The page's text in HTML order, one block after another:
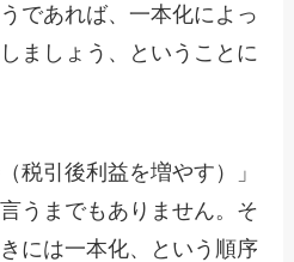
であれば、一本化によっ
ましょう、ということに
税引後利益を増やす）」
うまでもありません。そ
には一本化、という順序